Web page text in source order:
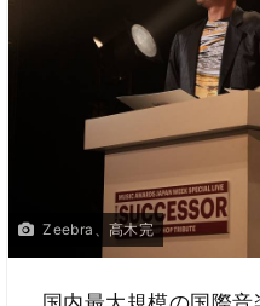
Zeebra、高木完